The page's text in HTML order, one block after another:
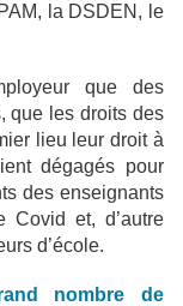
la DSDEN, le
que des
que les droits des
lieu leur droit à
dégagés pour
des enseignants
Covid et, d’autre
d’école.
nombre de